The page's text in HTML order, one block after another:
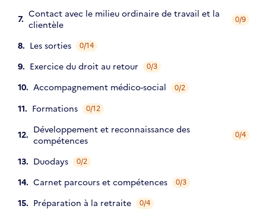
Contact avec le milieu ordinaire de travail et la
clientèle
0/9
Les sorties 0/14
Exercice du droit au retour 0/3
Accompagnement médico-social 0/2
Formations 0/12
Développement et reconnaissance des
compétences
0/4
Duodays 0/2
Carnet parcours et compétences 0/3
Préparation à la retraite 0/4